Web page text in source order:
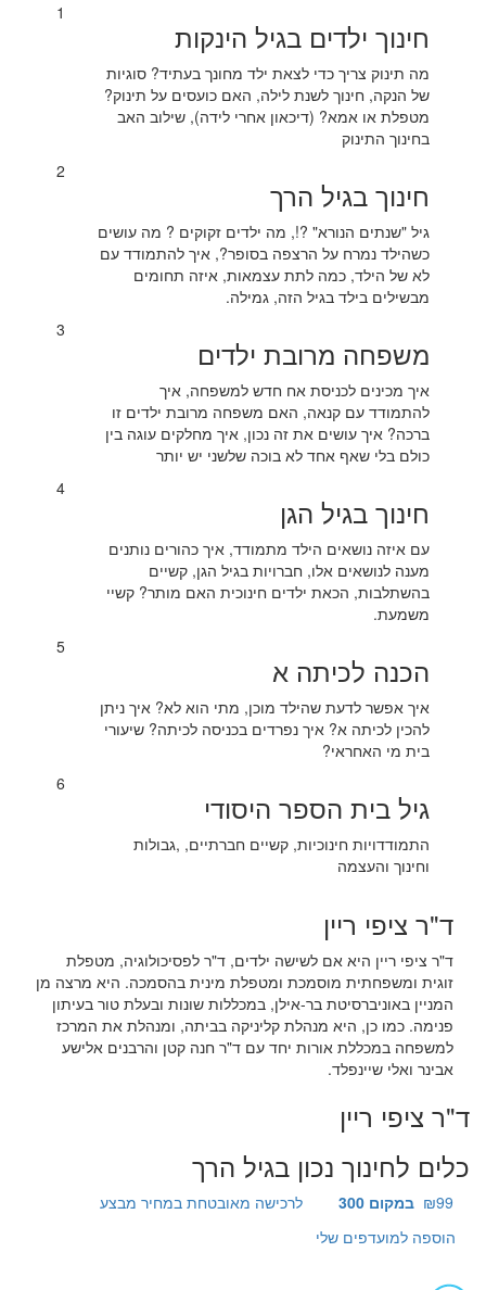
1
חינוך ילדים בגיל הינקות
מה תינוק צריך כדי לצאת ילד מחונך בעתיד? סוגיות
של הנקה, חינוך לשנת לילה, האם כועסים על תינוק?
מטפלת או אמא? (דיכאון אחרי לידה), שילוב האב
בחינוך התינוק
2
חינוך בגיל הרך
גיל "שנתים הנורא" ?!, מה ילדים זקוקים ? מה עושים
כשהילד נמרח על הרצפה בסופר?, איך להתמודד עם
לא של הילד, כמה לתת עצמאות, איזה תחומים
מבשילים בילד בגיל הזה, גמילה.
3
משפחה מרובת ילדים
איך מכינים לכניסת אח חדש למשפחה, איך
להתמודד עם קנאה, האם משפחה מרובת ילדים זו
ברכה? איך עושים את זה נכון, איך מחלקים עוגה בין
כולם בלי שאף אחד לא בוכה שלשני יש יותר
4
חינוך בגיל הגן
עם איזה נושאים הילד מתמודד, איך כהורים נותנים
מענה לנושאים אלו, חברויות בגיל הגן, קשיים
בהשתלבות, הכאת ילדים חינוכית האם מותר? קשיי
משמעת.
5
הכנה לכיתה א
איך אפשר לדעת שהילד מוכן, מתי הוא לא? איך ניתן
להכין לכיתה א? איך נפרדים בכניסה לכיתה? שיעורי
בית מי האחראי?
6
גיל בית הספר היסודי
התמודדויות חינוכיות, קשיים חברתיים, ,גבולות
וחינוך והעצמה
ד"ר ציפי ריין
ד"ר ציפי ריין היא אם לשישה ילדים, ד"ר לפסיכולוגיה, מטפלת
זוגית ומשפחתית מוסמכת ומטפלת מינית בהסמכה. היא מרצה מן
המניין באוניברסיטת בר-אילן, במכללות שונות ובעלת טור בעיתון
פנימה. כמו כן, היא מנהלת קליניקה בביתה, ומנהלת את המרכז
למשפחה במכללת אורות יחד עם ד"ר חנה קטן והרבנים אלישע
אבינר ואלי שיינפלד.
ד"ר ציפי ריין
כלים לחינוך נכון בגיל הרך
לרכישה מאובטחת במחיר מבצע ₪99 במקום 300
הוספה למועדפים שלי